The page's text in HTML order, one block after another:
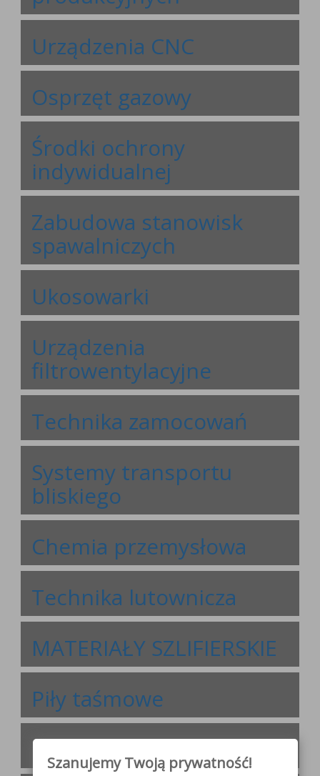
Urządzenia CNC
Osprzęt gazowy
Środki ochrony
indywidualnej
Zabudowa stanowisk
spawalniczych
Ukosowarki
Urządzenia
filtrowentylacyjne
Technika zamocowań
Systemy transportu
bliskiego
Chemia przemysłowa
Technika lutownicza
MATERIAŁY SZLIFIERSKIE
Piły taśmowe
Materiały spawalnicze
Szanujemy Twoją prywatność!